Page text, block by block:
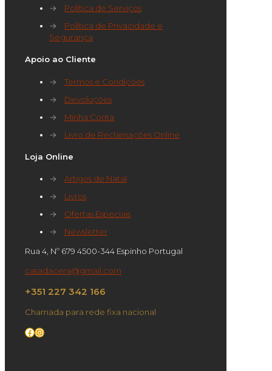
→
Política de Serviços
→
Política de Privacidade e
Segurança
Apoio ao Cliente
→
Termos e Condições
→
Devoluções
→
Minha Conta
→
Livro de Reclamações Online
Loja Online
→
Artigos de Natal
→
Livros
→
Ofertas Especiais
→
Newsletter
Rua 4, Nº 679 4500-344 Espinho Portugal
casadacera@gmail.com
+351 227 342 166
Chamada para rede fixa nacional
Facebook
Instagram